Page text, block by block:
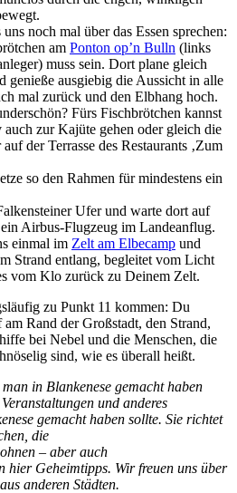
noch mal über das Essen sprechen:
am Ponton op’n Bulln (links
muss sein. Dort plane gleich
genieße ausgiebig die Aussicht in alle
mal zurück und den Elbhang hoch.
Fürs Fischbrötchen kannst
zur Kajüte gehen oder gleich die
der Terrasse des Restaurants ‚Zum
so den Rahmen für mindestens ein
Ufer und warte dort auf
Airbus-Flugzeug im Landeanflug.
einmal im Zelt am Elbecamp und
Strand entlang, begleitet vom Licht
vom Klo zurück zu Deinem Zelt.
zu Punkt 11 kommen: Du
Rand der Großstadt, den Strand,
bei Nebel und die Menschen, die
sind, wie es überall heißt.
in Blankenese gemacht haben
und anderes
gemacht haben sollte. Sie richtet
die
– aber auch
hier Geheimtipps. Wir freuen uns über
anderen Städten.